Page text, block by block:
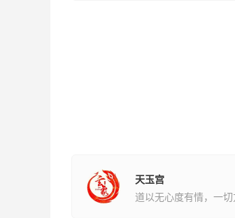
天玉宫
道以无心度有情，一